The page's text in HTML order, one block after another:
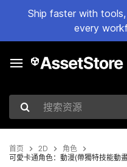
Ship faster with
every
搜索资源
首页 2D
角色
可愛卡通角色：動漫(帶獨特技能動